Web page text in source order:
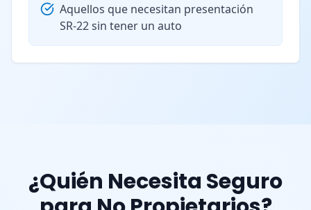
Aquellos que necesitan presentación
SR-22 sin tener un auto
¿Quién Necesita Seguro